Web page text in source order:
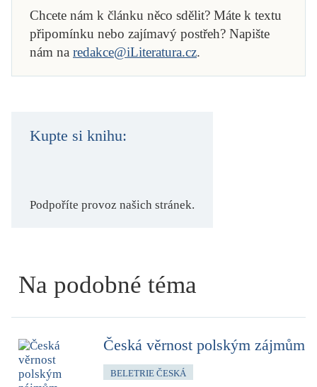
Chcete nám k článku něco sdělit? Máte k textu
připomínku nebo zajímavý postřeh? Napište
nám na redakce@iLiteratura.cz.
Kupte si knihu:
Podpoříte provoz našich stránek.
Na podobné téma
Česká věrnost polským zájmům
BELETRIE ČESKÁ